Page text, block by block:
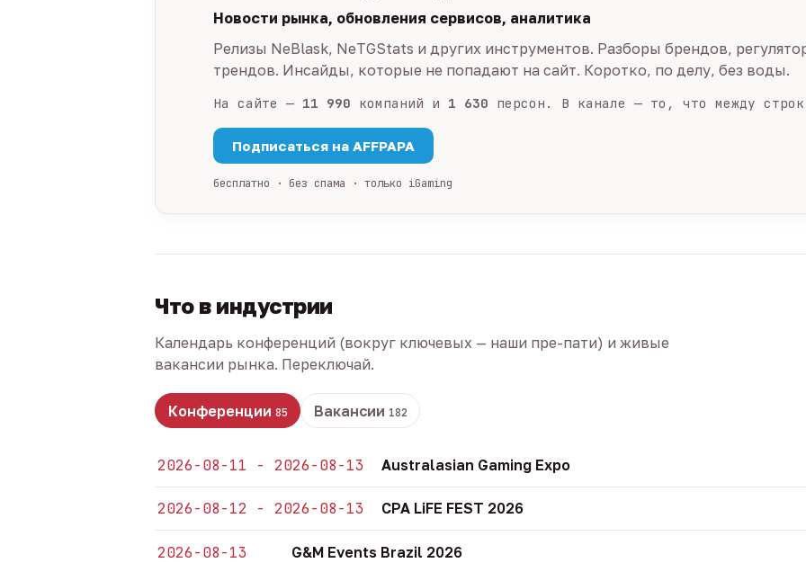
Новости рынка, обновления сервисов, аналитика
Релизы NeBlask, NeTGStats и других инструментов. Разборы брендов,
трендов. Инсайды, которые не попадают на сайт. Коротко, по делу, без воды.
На сайте — 11 990 компаний и 1 630 персон. В канале — то, что между
Подписаться на AFFPAPA
бесплатно · без спама · только iGaming
Что в индустрии
Календарь конференций (вокруг ключевых — наши пре-пати) и живые
вакансии рынка. Переключай.
Конференции 85 Вакансии 182
2026-08-11 - 2026-08-13 Australasian Gaming Expo
2026-08-12 - 2026-08-13 CPA LiFE FEST 2026
2026-08-13 G&M Events Brazil 2026